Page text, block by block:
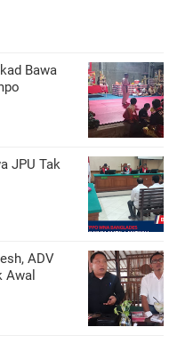
Bawa
JPU Tak
ADV